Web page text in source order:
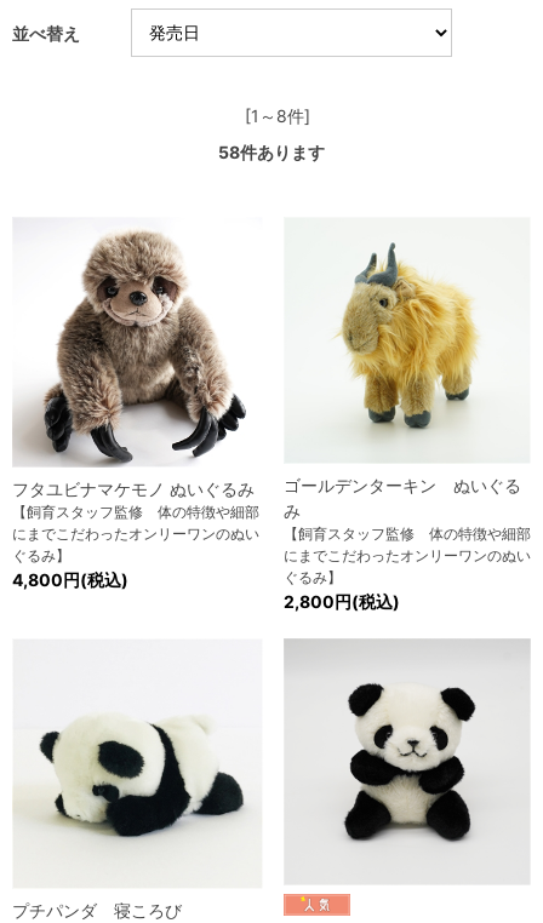
並べ替え
[1～8件]
58件あります
フタユビナマケモノ ぬいぐるみ
【飼育スタッフ監修 体の特徴や細部
にまでこだわったオンリーワンのぬい
ぐるみ】
4,800円(税込)
ゴールデンターキン ぬいぐる
み
【飼育スタッフ監修 体の特徴や細部
にまでこだわったオンリーワンのぬい
ぐるみ】
2,800円(税込)
プチパンダ 寝ころび